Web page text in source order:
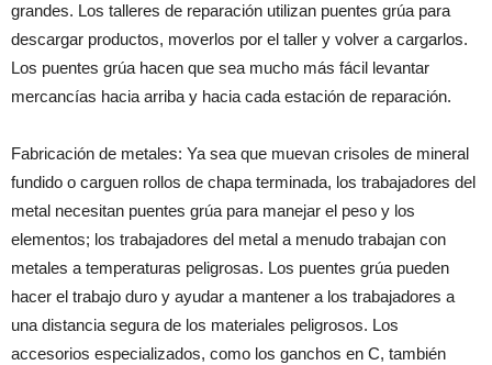
grandes. Los talleres de reparación utilizan puentes grúa para
descargar productos, moverlos por el taller y volver a cargarlos.
Los puentes grúa hacen que sea mucho más fácil levantar
mercancías hacia arriba y hacia cada estación de reparación.
Fabricación de metales: Ya sea que muevan crisoles de mineral
fundido o carguen rollos de chapa terminada, los trabajadores del
metal necesitan puentes grúa para manejar el peso y los
elementos; los trabajadores del metal a menudo trabajan con
metales a temperaturas peligrosas. Los puentes grúa pueden
hacer el trabajo duro y ayudar a mantener a los trabajadores a
una distancia segura de los materiales peligrosos. Los
accesorios especializados, como los ganchos en C, también